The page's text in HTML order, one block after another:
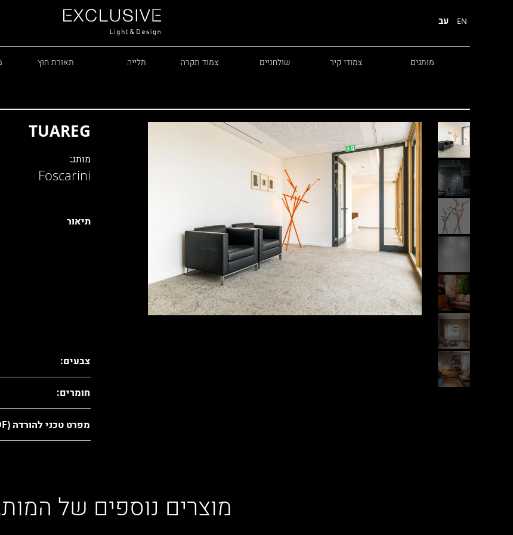
EN עב
מותגים צמודי קיר שולחניים צמוד תקרה תלייה תאורת חוץ
Fabbian
Foscarini
Diesel
Fontana Arte
Nemo
Marset
Leds c4
DCW
Kreon
Lambert & Fils
Roger Pradier
Porsche
Catellani &
Smith
VIABIZZUNO
Tobias Grau
Grok
TUAREG
מותג:
Foscarini
תיאור
צבעים:
חומרים:
מפרט טכני להורדה (PDF)
מוצרים נוספים של